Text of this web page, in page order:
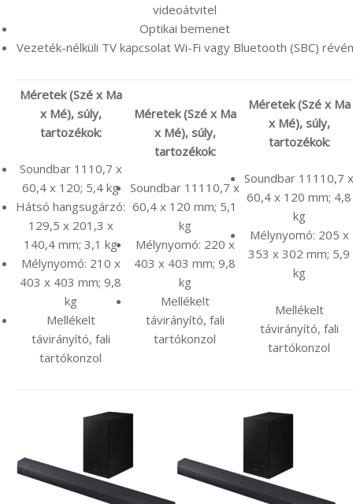
videoátvitel
Optikai bemenet
Vezeték-nélküli TV kapcsolat Wi-Fi vagy Bluetooth (SBC) révén
Méretek (Szé x Ma
x Mé), súly,
tartozékok:
Soundbar 1110,7 x
60,4 x 120; 5,4 kg
Hátsó hangsugárzó:
129,5 x 201,3 x
140,4 mm; 3,1 kg
Mélynyomó: 210 x
403 x 403 mm; 9,8
kg
Mellékelt
távirányító, fali
tartókonzol
Méretek (Szé x Ma
x Mé), súly,
tartozékok:
Soundbar 11110,7 x
60,4 x 120 mm; 5,1
kg
Mélynyomó: 220 x
403 x 403 mm; 9,8
kg
Mellékelt
távirányító, fali
tartókonzol
Méretek (Szé x Ma
x Mé), súly,
tartozékok:
Soundbar 11110,7 x
60,4 x 120 mm; 4,8
kg
Mélynyomó: 205 x
353 x 302 mm; 5,9
kg
Mellékelt
távirányító, fali
tartókonzol